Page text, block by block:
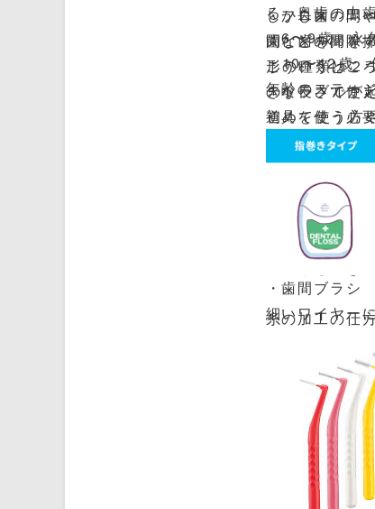
る 奥歯の虫
・6〜9歳 永
・10〜12歳 仕上
年齢のステー
具体的な歯
軽に当院へご
※お子さまの
しかし歯の間
間などを掃除
こういうとこ
のトラブルが起きたりします
道具を使う必
代表選手２つ
・フロス
歯と歯の間を
形の種類は２
きな長さで使
初めて使う方
のご使用をお
お子さまの
げてください。
”指巻きタイ
ることもでき
糸の加工の仕
いと思います
特にかぶせ
お子さまや
ンワックスが
・歯間ブラシ
細いワイヤー
ぶせ物の間に
歯周病で下が
歯間ブラシ
もらうことを